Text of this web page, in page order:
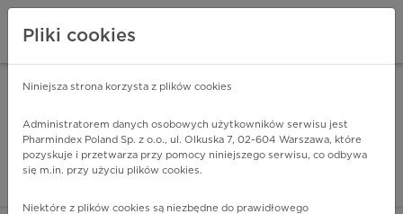
Pharmindex - lider
ZALOGUJ SIĘ
Pliki cookies
Niniejsza strona korzysta z plików cookies
Administratorem danych osobowych użytkowników serwisu jest
Pharmindex Poland Sp. z o.o., ul. Olkuska 7, 02-604 Warszawa, które
pozyskuje i przetwarza przy pomocy niniejszego serwisu, co odbywa
się m.in. przy użyciu plików cookies.
Niektóre z plików cookies są niezbędne do prawidłowego
ZA DARMO - w Google Play INSTALUJ